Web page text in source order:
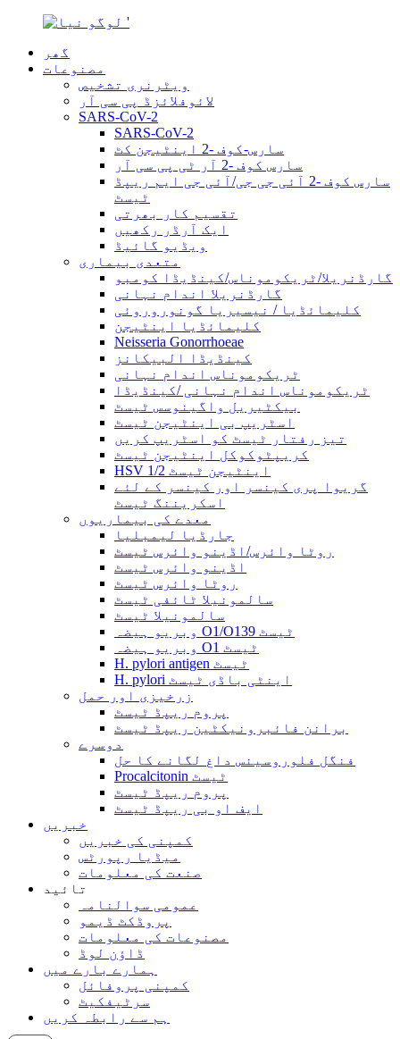
گھر
مصنوعات
ویٹرنری تشخیص
لائوفلائزڈ پی سی آر
SARS-CoV-2
SARS-CoV-2
سارس-کوف -2 اینٹیجن کٹ
سارس کوف -2 آر ٹی پی سی آر
سارس کوف -2 آئی جی جی/آئی جی ایم ریپڈ
ٹیسٹ
تقسیم کار بھرتی
ایک آرڈر رکھیں
ویڈیو گائیڈ
متعدی بیماری
گارڈنریلا/ٹریکوموناس/کینڈیڈا کومبو
گارڈنریلا اندام نہانی
کلیمائڈیا / نیسیریا گونوروروئی
کلیمائڈیا اینٹیجن
Neisseria Gonorrhoeae
کینڈیڈا البیکانز
ٹریکوموناس اندام نہانی
ٹریکوموناس اندام نہانی /کینڈیڈا
بیکٹیریل واگینوسس ٹیسٹ
اسٹریپ بی اینٹیجن ٹیسٹ
تیز رفتار ٹیسٹ کو اسٹریپ کریں
کریپٹوکوکل اینٹیجن ٹیسٹ
HSV 1/2 اینٹیجن ٹیسٹ
گریوا پری کینسر اور کینسر کے لئے
اسکریننگ ٹیسٹ
معدے کی بیماریوں
جارڈیا لیمبلیا
روٹا وائرس/اڈینو وائرس ٹیسٹ
اڈینو وائرس ٹیسٹ
روٹا وائرس ٹیسٹ
سالمونیلا ٹائفی ٹیسٹ
سالمونیلا ٹیسٹ
وبریو ہیضہ O1/O139 ٹیسٹ
وبریو ہیضہ O1 ٹیسٹ
H. pylori antigen ٹیسٹ
H. pylori اینٹی باڈی ٹیسٹ
زرخیزی اور حمل
پروم ریپڈ ٹیسٹ
برانن فائبرونیکٹین ریپڈ ٹیسٹ
دوسرے
فنگل فلوروسینس داغ لگانے کا حل
Procalcitonin ٹیسٹ
پروم ریپڈ ٹیسٹ
ایف او بی ریپڈ ٹیسٹ
خبریں
کمپنی کی خبریں
میڈیا رپورٹس
صنعت کی معلومات
تائید
عمومی سوالنامہ
پروڈکٹ ڈیمو
مصنوعات کی معلومات
ڈاؤن لوڈ
ہمارے بارے میں
کمپنی پروفائل
سرٹیفکیٹ
ہم سے رابطہ کریں